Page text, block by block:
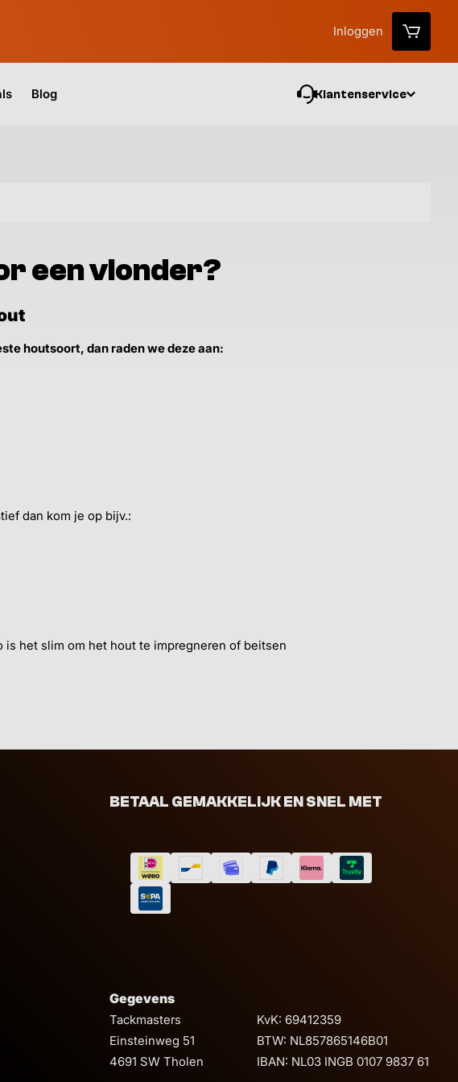
Inloggen
Blog Klantenservice
een vlonder?
houtsoort, dan raden we deze aan:
dan kom je op bijv.:
is het slim om het hout te impregneren of beitsen
BETAAL GEMAKKELIJK EN SNEL MET
Gegevens
Tackmasters
Einsteinweg 51
4691 SW Tholen
KvK: 69412359
BTW: NL857865146B01
IBAN: NL03 INGB 0107 9837 61